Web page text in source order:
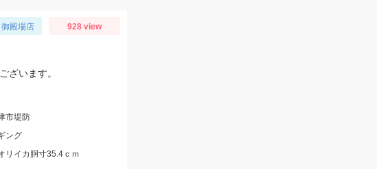
殿場店 928 view
ざいます。
市堤防
ング
リイカ胴寸35.4ｃｍ